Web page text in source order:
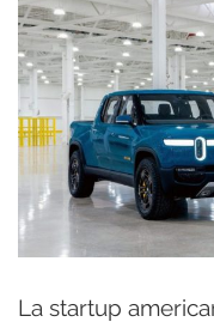
La startup